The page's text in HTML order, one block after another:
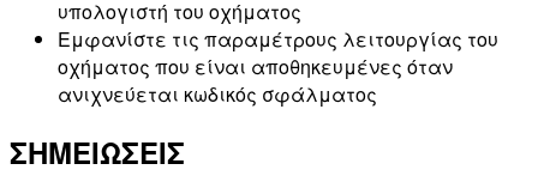
υπολογιστή του οχήματος
Εμφανίστε τις παραμέτρους λειτουργίας του
οχήματος που είναι αποθηκευμένες όταν
ανιχνεύεται κωδικός σφάλματος
ΣΗΜΕΙΩΣΕΙΣ